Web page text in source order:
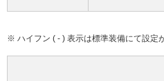
※ ハイフン ( - ) 表示は標準装備にて設定